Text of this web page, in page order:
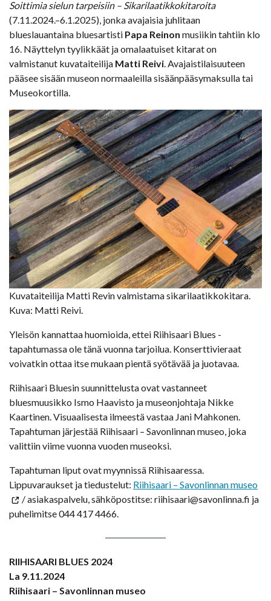
Soittimia sielun tarpeisiin – Sikarilaatikkokitaroita
(7.11.2024.–6.1.2025), jonka avajaisia juhlitaan
blueslauantaina bluesartisti Papa Reinon musiikin tahtiin klo
16. Näyttelyn tyylikkäät ja omalaatuiset kitarat on
valmistanut kuvataiteilija Matti Reivi . Avajaistilaisuuteen
pääsee sisään museon normaaleilla sisäänpääsymaksulla tai
Museokortilla.
Kuvataiteilija Matti Revin valmistama sikarilaatikkokitara.
Kuva: Matti Reivi.
Yleisön kannattaa huomioida, ettei Riihisaari Blues -
tapahtumassa ole tänä vuonna tarjoilua. Konserttivieraat
voivatkin ottaa itse mukaan pientä syötävää ja juotavaa.
Riihisaari Bluesin suunnittelusta ovat vastanneet
bluesmuusikko Ismo Haavisto ja museonjohtaja Nikke
Kaartinen. Visuaalisesta ilmeestä vastaa Jani Mahkonen.
Tapahtuman järjestää Riihisaari – Savonlinnan museo, joka
valittiin viime vuonna vuoden museoksi.
Tapahtuman liput ovat myynnissä Riihisaaressa.
Lippuvaraukset ja tiedustelut: Riihisaari – Savonlinnan museo
/ asiakaspalvelu, sähköpostitse: riihisaari@savonlinna.fi ja
puhelimitse 044 417 4466.
RIIHISAARI BLUES 2024
La 9.11.2024
Riihisaari – Savonlinnan museo